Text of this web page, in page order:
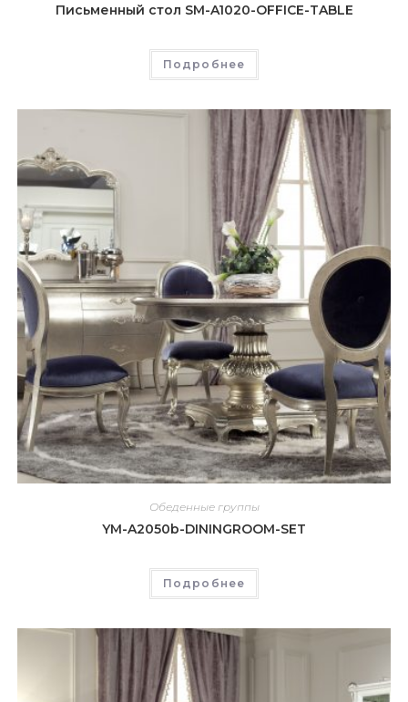
Письменный стол SM-A1020-OFFICE-TABLE
Подробнее
Обеденные группы
YM-A2050b-DININGROOM-SET
Подробнее